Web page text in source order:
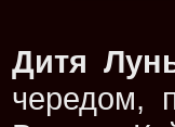
Дитя
чередом,